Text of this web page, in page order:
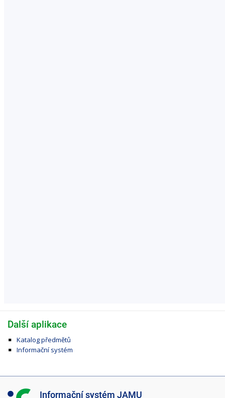
Další aplikace
Katalog předmětů
Informační systém
I Informační systém JAMU